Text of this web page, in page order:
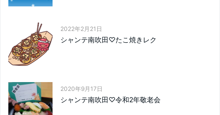
2022年2月21日
シャンテ南吹田♡たこ焼きレク
2020年9月17日
シャンテ南吹田♡令和2年敬老会